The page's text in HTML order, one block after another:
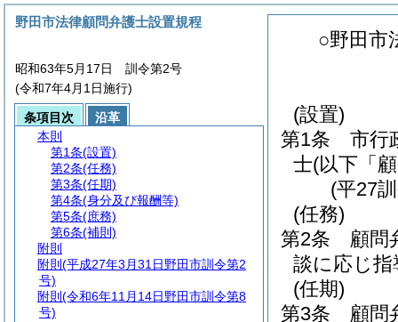
○野田市
(設置)
第1条
市行
士(以下「
(平27
(任務)
第2条
顧問
談に応じ
(任期)
第3条
顧問
野田市法律顧問弁護士設置規程
昭和63年5月17日 訓令第2号
(令和7年4月1日施行)
条項目次
沿革
本則
第1条(設置)
第2条(任務)
第3条(任期)
第4条(身分及び報酬等)
第5条(庶務)
第6条(補則)
附則
附則 (平成27年3月31日野田市訓令第2
号)
附則 (令和6年11月14日野田市訓令第8
号)